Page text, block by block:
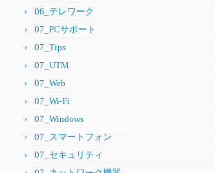
06_テレワーク
07_PCサポート
07_Tips
07_UTM
07_Web
07_Wi-Fi
07_Windows
07_スマートフォン
07_セキュリティ